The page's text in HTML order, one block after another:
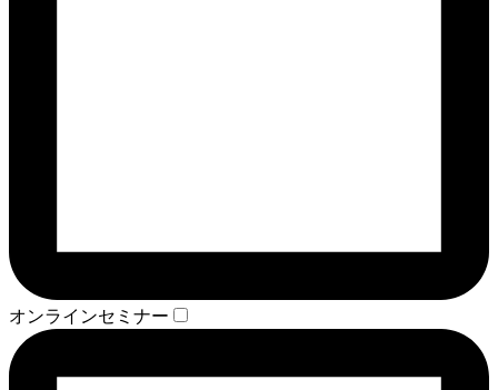
オンラインセミナー